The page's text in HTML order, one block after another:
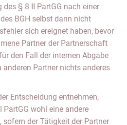
§ 8 II PartGG nach einer
BGH selbst dann nicht
sich ereignet haben, bevor
Partner der Partnerschaft
den Fall der internen Abgabe
Partner nichts anderes
Entscheidung entnehmen,
wohl eine andere
sofern der Tätigkeit der Partner